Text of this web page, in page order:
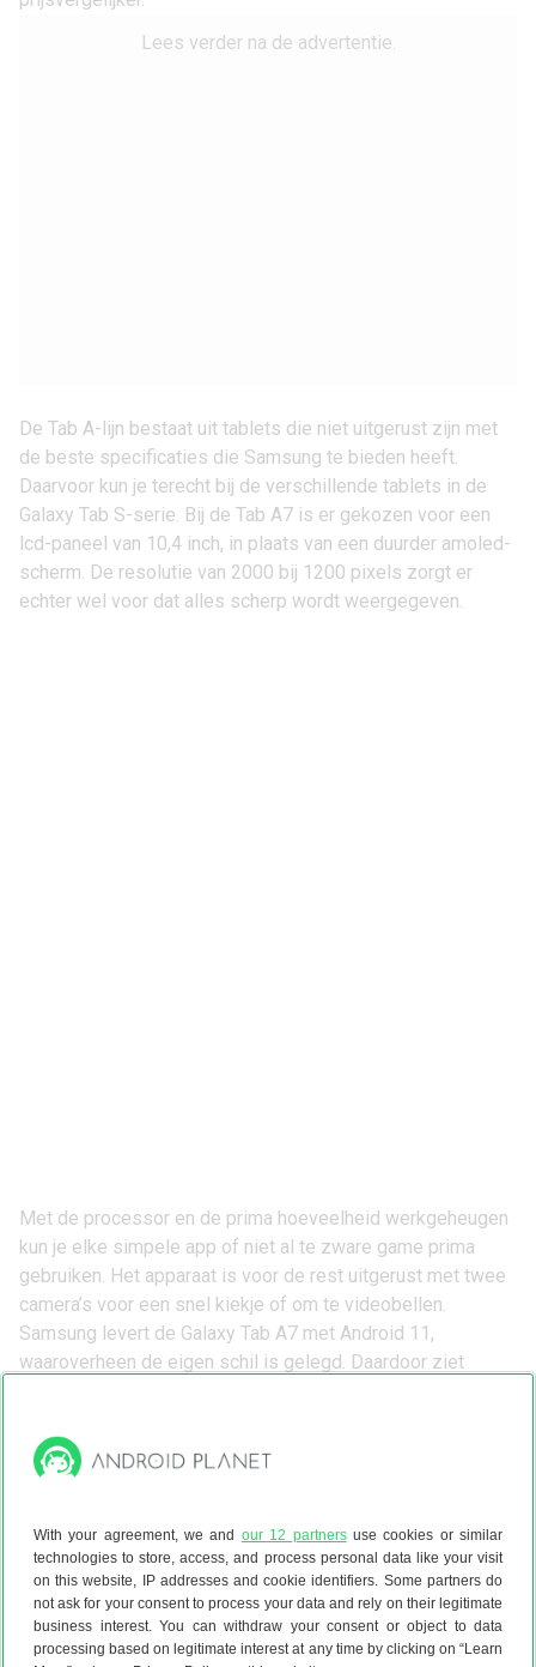
With your agreement, we and our 12 partnersuse cookies or similar
technologies to store, access, and process personal data like your visit
on this website, IP addresses and cookie identifiers. Some partners do
not ask for your consent to process your data and rely on their legitimate
business interest. You can withdraw your consent or object to data
processing based on legitimate interest at any time by clicking on “Learn
Lees verder na de advertentie.
De Tab A-lijn bestaat uit tablets die niet uitgerust zijn met
de beste specificaties die Samsung te bieden heeft.
Daarvoor kun je terecht bij de verschillende tablets in de
Galaxy Tab S-serie. Bij de Tab A7 is er gekozen voor een
lcd-paneel van 10,4 inch, in plaats van een duurder amoled-
scherm. De resolutie van 2000 bij 1200 pixels zorgt er
echter wel voor dat alles scherp wordt weergegeven.
Met de processor en de prima hoeveelheid werkgeheugen
kun je elke simpele app of niet al te zware game prima
gebruiken. Het apparaat is voor de rest uitgerust met twee
camera’s voor een snel kiekje of om te videobellen.
Samsung levert de Galaxy Tab A7 met Android 11 ,
waaroverheen de eigen schil is gelegd. Daardoor ziet
apparaat ook opgevolgd door de
die je inmiddels oppikt voor nagenoeg dezelfde prijs en
Samsung Galaxy Tab A7 specs
Scherm